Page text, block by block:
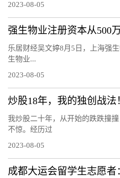
2023-08-05
乐居财经吴文婷8月5日，上海强
生物业...
2023-08-05
我炒股二十年，从开始的跌跌撞
不惊。经历过
2023-08-05